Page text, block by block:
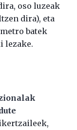
oso luzeak
dira), eta
batek
lezake.